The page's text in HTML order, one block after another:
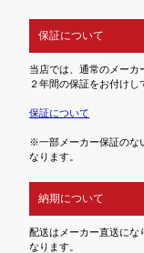
保証について
当店では、通常のメー
２年間の保証をお付けし
保証について
※一部メーカー保証のな
なります。
納期について
配送はメーカー直送にな
なります。